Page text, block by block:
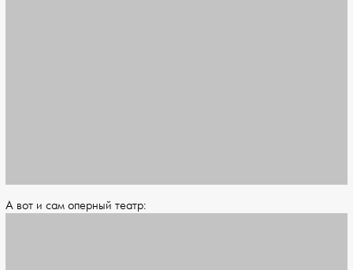
А вот и сам оперный театр: